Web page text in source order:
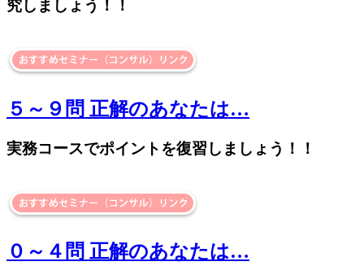
究しましょう！！
５～９問 正解のあなたは…
実務コースでポイントを復習しましょう！！
０～４問 正解のあなたは…